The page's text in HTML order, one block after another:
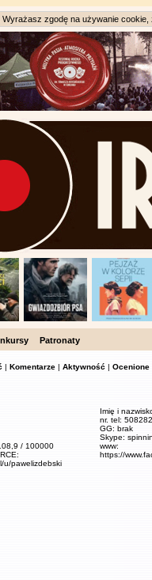
zgodę na używanie
Patronaty
| Komentarze | Aktywność | Ocenione
/ 100000
u/pawelizdebski
Imię i
nr. tel:
GG: brak
Skype:
www:
https://